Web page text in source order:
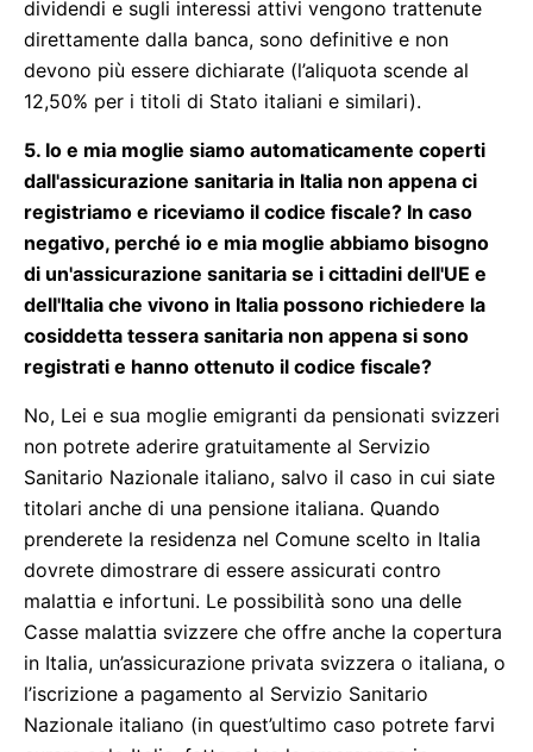
dividendi e sugli interessi attivi vengono trattenute
direttamente dalla banca, sono definitive e non
devono più essere dichiarate (l’aliquota scende al
12,50% per i titoli di Stato italiani e similari).
5. Io e mia moglie siamo automaticamente coperti
dall'assicurazione sanitaria in Italia non appena ci
registriamo e riceviamo il codice fiscale? In caso
negativo, perché io e mia moglie abbiamo bisogno
di un'assicurazione sanitaria se i cittadini dell'UE e
dell'Italia che vivono in Italia possono richiedere la
cosiddetta tessera sanitaria non appena si sono
registrati e hanno ottenuto il codice fiscale?
No, Lei e sua moglie emigranti da pensionati svizzeri
non potrete aderire gratuitamente al Servizio
Sanitario Nazionale italiano, salvo il caso in cui siate
titolari anche di una pensione italiana. Quando
prenderete la residenza nel Comune scelto in Italia
dovrete dimostrare di essere assicurati contro
malattia e infortuni. Le possibilità sono una delle
Casse malattia svizzere che offre anche la copertura
in Italia, un’assicurazione privata svizzera o italiana, o
l’iscrizione a pagamento al Servizio Sanitario
Nazionale italiano (in quest’ultimo caso potrete farvi